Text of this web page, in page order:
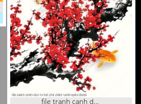
file tranh canh dao va hai chu chim xanh nghe thuat